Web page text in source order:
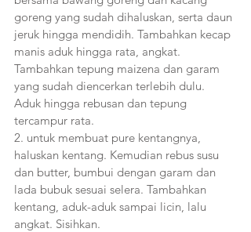
goreng yang sudah dihaluskan, serta daun
jeruk hingga mendidih. Tambahkan kecap
manis aduk hingga rata, angkat.
Tambahkan tepung maizena dan garam
yang sudah diencerkan terlebih dulu.
Aduk hingga rebusan dan tepung
tercampur rata.
2. untuk membuat pure kentangnya,
haluskan kentang. Kemudian rebus susu
dan butter, bumbui dengan garam dan
lada bubuk sesuai selera. Tambahkan
kentang, aduk-aduk sampai licin, lalu
angkat. Sisihkan.